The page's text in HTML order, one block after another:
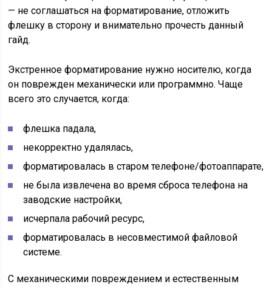
— не соглашаться на форматирование, отложить
флешку в сторону и внимательно прочесть данный
гайд.
Экстренное форматирование нужно носителю, когда
он поврежден механически или программно. Чаще
всего это случается, когда:
флешка падала,
некорректно удалялась,
форматировалась в старом телефоне/фотоаппарате,
не была извлечена во время сброса телефона на
заводские настройки,
исчерпала рабочий ресурс,
форматировалась в несовместимой файловой
системе.
С механическими повреждением и естественным